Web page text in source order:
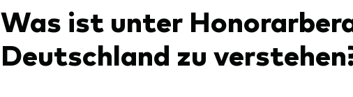
Was ist unter
Deutschland zu